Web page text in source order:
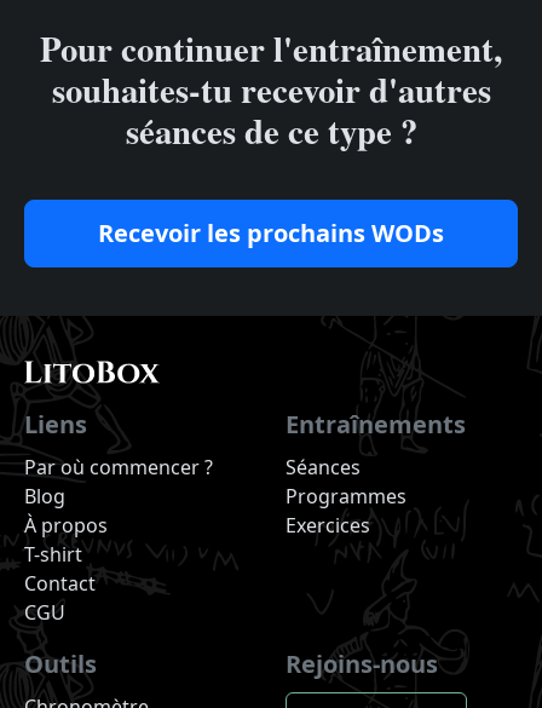
Pour continuer l'entraînement,
souhaites-tu recevoir d'autres
séances de ce type ?
Recevoir les prochains WODs
Liens
Par où commencer ?
Blog
À propos
T-shirt
Contact
CGU
Entraînements
Séances
Programmes
Exercices
Outils Rejoins-nous